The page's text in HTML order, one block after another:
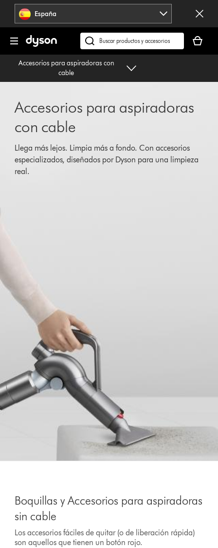
Omitir
navegación España
Buscar
en
dyson.es
cesta
está
Accesorios para aspiradoras con
cable
Accesorios para aspiradoras
con cable
Llega más lejos. Limpia más a fondo. Con accesorios
especializados, diseñados por Dyson para una limpieza
real.
Boquillas y Accesorios para aspiradoras
sin cable
Los accesorios fáciles de quitar (o de liberación rápida)
son aquellos que tienen un botón rojo.